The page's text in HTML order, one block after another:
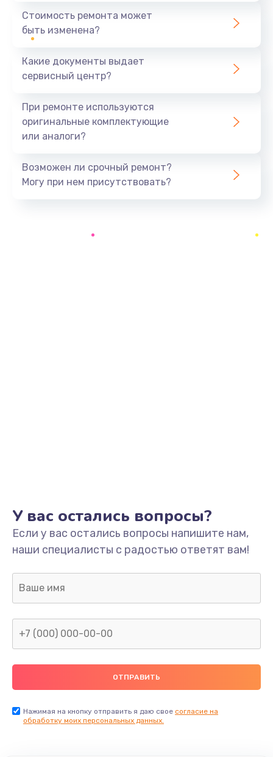
1440 руб.
Ремонт южного моста
Замена батарейки BIOS
Заказать
Замена/Pемонт карбюратора
1300 руб.
Заказать
Ремонт капиллярной трубки
400 руб.
Заказать
Стоимость ремонта может
быть изменена?
Какие документы выдает
сервисный центр?
При ремонте используются
оригинальные комплектующие
или аналоги?
Возможен ли срочный ремонт?
Могу при нем присутствовать?
У вас остались вопросы?
Если у вас остались вопросы напишите нам,
наши специалисты с радостью ответят вам!
Нажимая на кнопку отправить я даю свое согласие на
обработку моих персональных данных.